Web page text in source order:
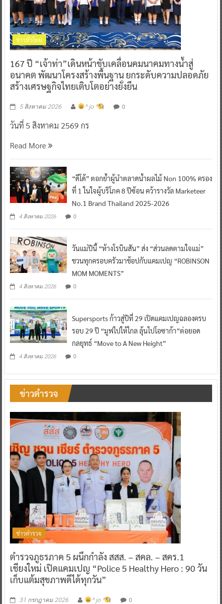
ข่าวทั่วไทย
167 ปี “เจ้าท่า”เดินหน้าขับเคลื่อนคมนาคมทางน้ำสู่
อนาคต พัฒนาโครงสร้างพื้นฐาน ยกระดับความปลอดภัย
สร้างเศรษฐกิจไทยเติบโตอย่างยั่งยืน
5 สิงหาคม 2026 ^ jo ^ 0
วันที่ 5 สิงหาคม 2569 กร
Read More
“ดีโด้” ตอกย้ำผู้นำตลาดน้ำผลไม้ Non 100% ครอง
ที่ 1 ในใจผู้บริโภค 8 ปีซ้อน คว้ารางวัล Marketeer
No.1 Brand Thailand 2025-2026
4 สิงหาคม 2026 0
วันแม่ปีนี้ “ห้างโรบินสัน” ส่ง “ส่วนลดตามใจแม่”
ชวนทุกครอบครัวมาช้อปกับแคมเปญ “ROBINSON
MOM MOMENTS”
4 สิงหาคม 2026 0
Supersports ก้าวสู่ปีที่ 29 เปิดแคมเปญฉลองครบ
รอบ 29 ปี “มูฟไปให้ไกล ลุ้นไปโอซาก้า”ต่อยอด
กลยุทธ์ “Move to A New Height”
4 สิงหาคม 2026 0
ข่าวตำรวจ
ข่าวตำรวจ
ตำรวจภูธรภาค 5 ผนึกกำลัง สสส. – สคล. – สคร.1
เชียงใหม่ เปิดแคมเปญ “Police 5 Healthy Hero : 90 วัน
เก็บแต้มสุขภาพดีได้ทุกวัน”
31 กรกฎาคม 2026 ^ jo ^ 0